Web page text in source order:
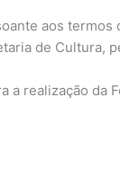
aos termos
de Cultura,
realização da